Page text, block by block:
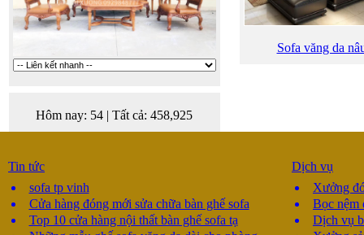
Hôm nay: 54 | Tất cả: 458,925
Sofa văng da
Tin tức
sofa tp vinh
Cửa hàng đóng mới sửa chữa bàn ghế sofa
Top 10 cửa hàng nội thất bàn ghế sofa tạ
Dịch vụ
Xưởng
Bọc nệm
Dịch vụ